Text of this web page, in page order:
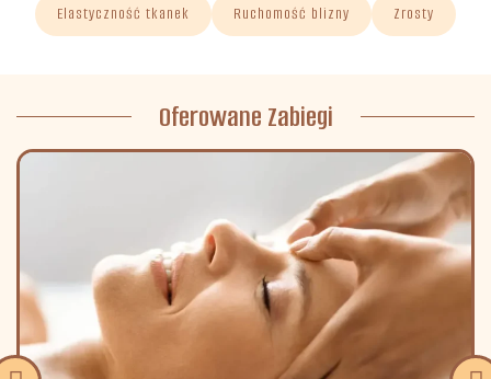
Elastyczność tkanek Ruchomość blizny Zrosty
Oferowane Zabiegi